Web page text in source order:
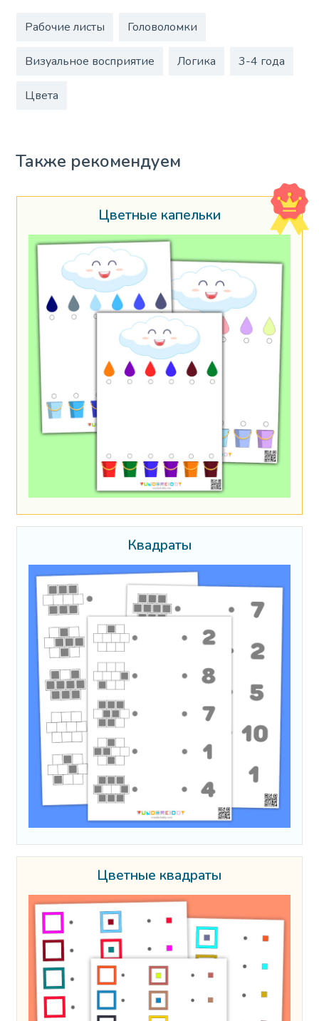
Рабочие листы Головоломки
Визуальное восприятие Логика 3-4 года
Цвета
Также рекомендуем
Цветные капельки
Квадраты
Цветные квадраты